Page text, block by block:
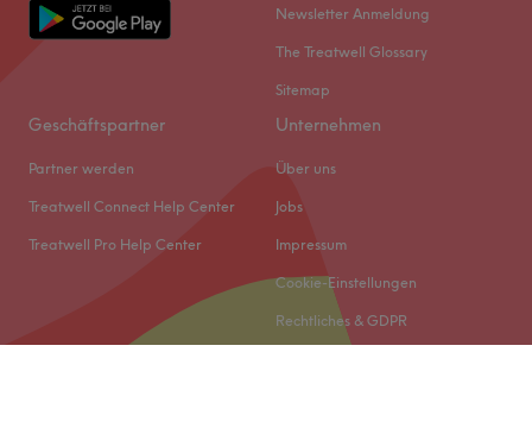
Newsletter Anmeldung
The Treatwell Glossary
Sitemap
Geschäftspartner
Partner werden
Treatwell Connect Help Center
Treatwell Pro Help Center
Unternehmen
Über uns
Jobs
Impressum
Cookie-Einstellungen
Rechtliches & GDPR